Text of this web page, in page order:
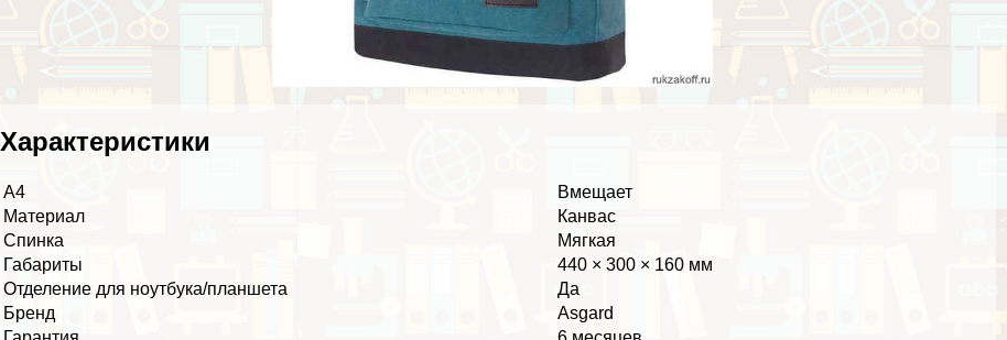
Хаpaктеристики
А4
Вмещает
Материал
Канвас
Спинка
Мягкая
Габариты
440 × 300 × 160 мм
Отделение для ноутбука/планшета
Да
Бренд
Asgard